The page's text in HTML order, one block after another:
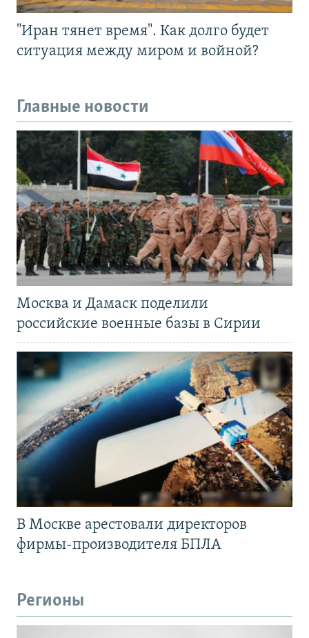
"Иран тянет время". Как долго будет
ситуация между миром и войной?
Главные новости
Москва и Дамаск поделили
российские военные базы в Сирии
В Москве арестовали директоров
фирмы-производителя БПЛА
Регионы